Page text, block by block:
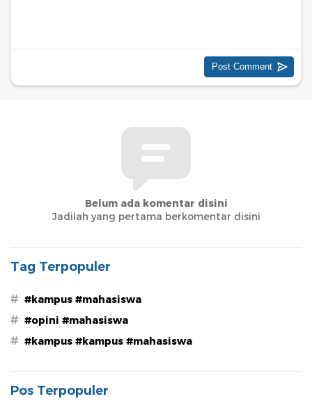
Belum ada komentar disini
Jadilah yang pertama berkomentar disini
Tag Terpopuler
# #kampus #mahasiswa
# #opini #mahasiswa
# #kampus #kampus #mahasiswa
Pos Terpopuler